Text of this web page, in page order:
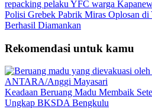
Polisi Grebek Pabrik Miras Oplosan di
Berhasil Diamankan
Rekomendasi untuk kamu
Keadaan Beruang Madu Membaik
Ungkap BKSDA Bengkulu